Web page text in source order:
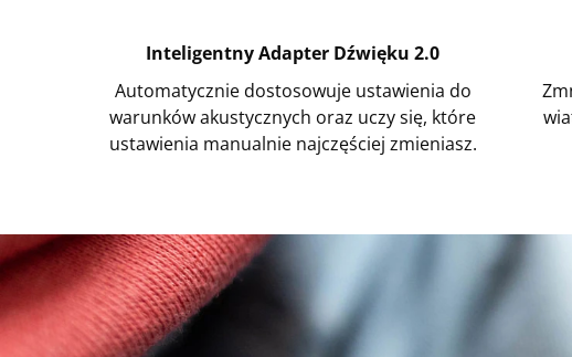
Inteligentny Adapter Dźwięku 2.0
Automatycznie dostosowuje ustawienia do
warunków akustycznych oraz uczy się, które
ustawienia manualnie najczęściej zmieniasz.